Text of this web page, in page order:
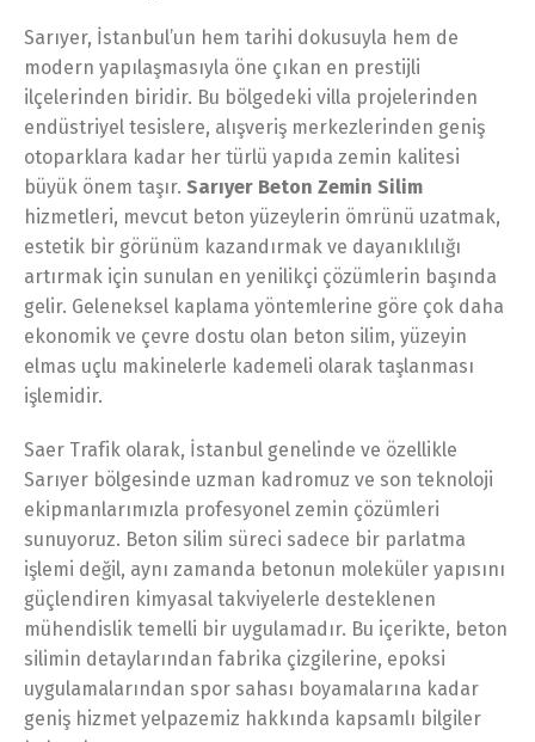
Sarıyer, İstanbul’un hem tarihi dokusuyla hem de
modern yapılaşmasıyla öne çıkan en prestijli
ilçelerinden biridir. Bu bölgedeki villa projelerinden
endüstriyel tesislere, alışveriş merkezlerinden geniş
otoparklara kadar her türlü yapıda zemin kalitesi
büyük önem taşır. Sarıyer Beton Zemin Silim
hizmetleri, mevcut beton yüzeylerin ömrünü uzatmak,
estetik bir görünüm kazandırmak ve dayanıklılığı
artırmak için sunulan en yenilikçi çözümlerin başında
gelir. Geleneksel kaplama yöntemlerine göre çok daha
ekonomik ve çevre dostu olan beton silim, yüzeyin
elmas uçlu makinelerle kademeli olarak taşlanması
işlemidir.
Saer Trafik olarak, İstanbul genelinde ve özellikle
Sarıyer bölgesinde uzman kadromuz ve son teknoloji
ekipmanlarımızla profesyonel zemin çözümleri
sunuyoruz. Beton silim süreci sadece bir parlatma
işlemi değil, aynı zamanda betonun moleküler yapısını
güçlendiren kimyasal takviyelerle desteklenen
mühendislik temelli bir uygulamadır. Bu içerikte, beton
silimin detaylarından fabrika çizgilerine, epoksi
uygulamalarından spor sahası boyamalarına kadar
geniş hizmet yelpazemiz hakkında kapsamlı bilgiler